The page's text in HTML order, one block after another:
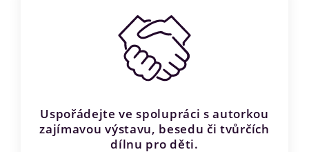
Uspořádejte ve spolupráci s autorkou
zajímavou výstavu, besedu či tvůrčích
dílnu pro děti.